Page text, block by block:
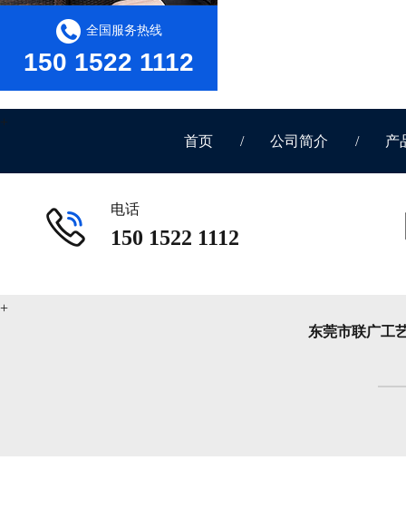
全国服务热线
150 1522 1112
首页 / 公司简介 / 产
电话
150 1522 1112
东莞市联广工